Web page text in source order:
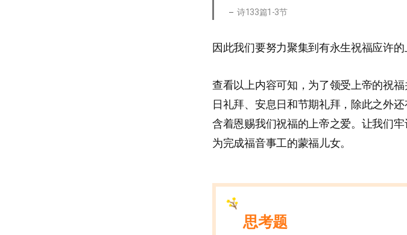
诗133篇1-3节
因此我们要努力聚集到有永生祝福应许
查看以上内容可知，为了领受上帝的祝
日礼拜、安息日和节期礼拜，除此之外
含着恩赐我们祝福的上帝之爱。让我们
为完成福音事工的蒙福儿女。
思考题